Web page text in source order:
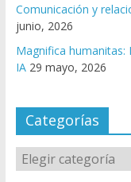
Comunicación y
junio, 2026
Magnifica humanitas:
IA 29 mayo, 2026
Categorías